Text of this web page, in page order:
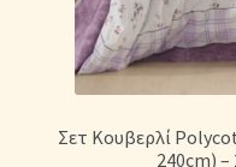
Σετ Κουβερλί
240cm)